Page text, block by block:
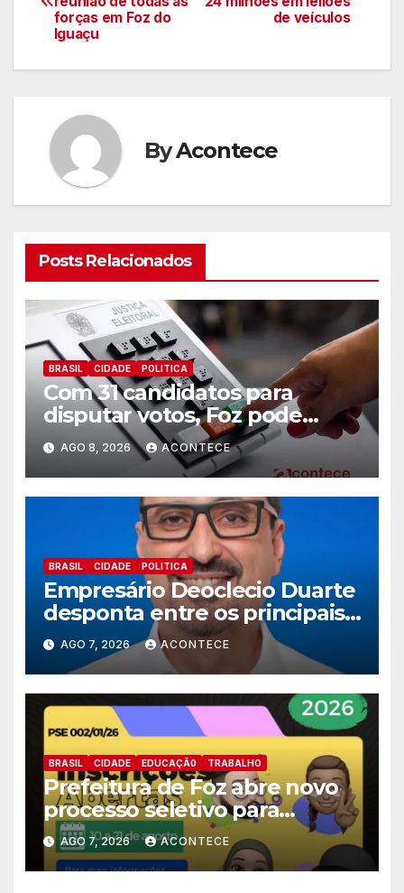
de
artigos
de veículos
forças em Foz do
Iguaçu
ByAcontece
Posts Relacionados
BRASIL CIDADE POLITICA
Com 31 candidatos para
disputar votos, Foz pode
perder representatividade
AGO 8, 2026 ACONTECE
BRASIL CIDADE POLITICA
Empresário Deoclecio Duarte
desponta entre os principais
nomes do União Brasil para
deputado estadual
AGO 7, 2026 ACONTECE
BRASIL CIDADE EDUCAÇÃ0 TRABALHO
Prefeitura de Foz abre novo
processo seletivo para
estagiários
AGO 7, 2026 ACONTECE